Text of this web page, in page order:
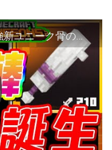
【マイクラダンジョンズ】最強新ユニーク骨のこん棒！その圧倒的な強さを検証します!!【マインクラフトダンジョンズ】